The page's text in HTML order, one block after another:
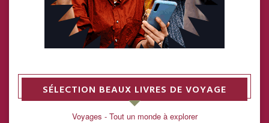
SÉLECTION BEAUX LIVRES DE VOYAGE
Voyages - Tout un monde à explorer